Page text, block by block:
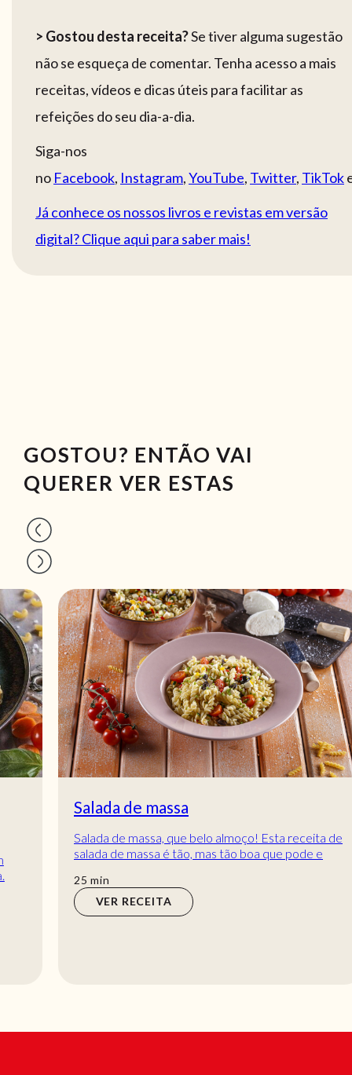
> Gostou desta receita?Se tiver alguma sugestão
não se esqueça de comentar. Tenha acesso a mais
receitas, vídeos e dicas úteis para facilitar as
refeições do seu dia-a-dia.
Siga-nos
no Facebook, Instagram,YouTube, Twitter, TikTok
Já conhece os nossos livros e revistas em versão
digital? Clique aqui para saber mais!
GOSTOU? ENTÃO VAI
QUERER VER ESTAS
Salada de massa
Salada de massa, que belo almoço! Esta receita de
salada de massa é tão, mas tão boa que pode e
min
VER RECEITA